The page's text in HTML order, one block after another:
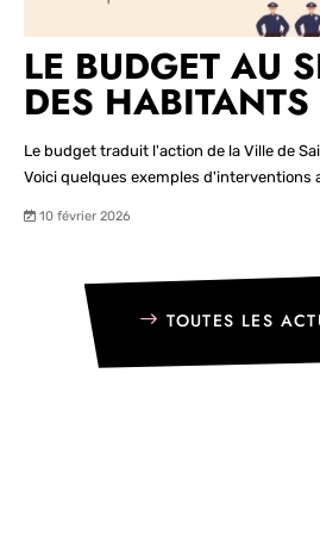
LE BUDGET AU
DES HABITANTS
Le budget traduit l'action de la Ville de
Voici quelques exemples d'interventions
10 février 2026
TOUTES LES